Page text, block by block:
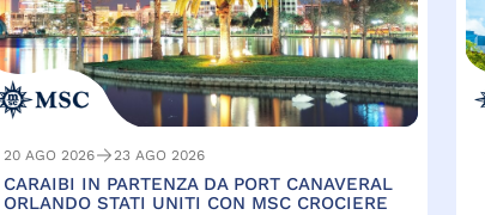
20 AGO 2026 23 AGO 2026
CARAIBI IN PARTENZA DA PORT CANAVERAL
ORLANDO STATI UNITI CON MSC CROCIERE